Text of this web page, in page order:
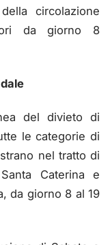
circolazione
da giorno 8
del divieto di
le categorie di
nel tratto di
Caterina e
da giorno 8 al 19